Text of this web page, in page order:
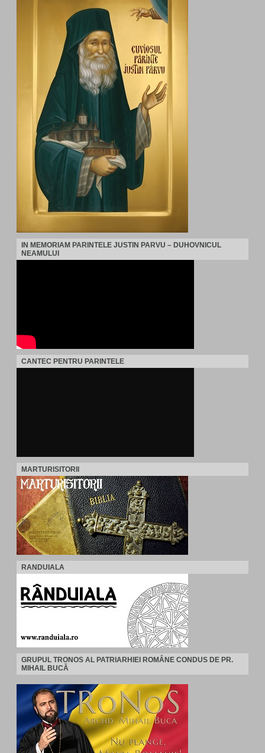
IN MEMORIAM PARINTELE JUSTIN PARVU – DUHOVNICUL
NEAMULUI
CANTEC PENTRU PARINTELE
MARTURISITORII
RANDUIALA
GRUPUL TRONOS AL PATRIARHIEI ROMÂNE CONDUS DE PR.
MIHAIL BUCĂ